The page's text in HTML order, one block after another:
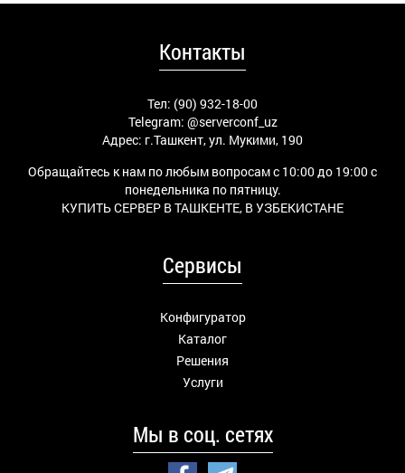
Контакты
Тел: (90) 932-18-00
Telegram: @serverconf_uz
Адрес: г.Ташкент, ул. Мукими, 190
Обращайтесь к нам по любым вопросам с 10:00 до 19:00 с
понедельника по пятницу.
КУПИТЬ СЕРВЕР В ТАШКЕНТЕ, В УЗБЕКИСТАНЕ
Сервисы
Конфигуратор
Каталог
Решения
Услуги
Мы в соц. сетях